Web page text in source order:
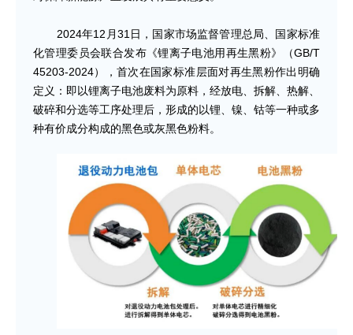
2024年12月31日，国家市场监督管理总局、国家标准
化管理委员会联合发布《锂离子电池用再生黑粉》（GB/T
45203-2024），首次在国家标准层面对再生黑粉作出明确
定义：即以锂离子电池废料为原料，经放电、拆解、热解、
破碎和分选等工序处理后，形成的以锂、镍、钴等一种或多
种有价成分构成的黑色或灰黑色粉料。